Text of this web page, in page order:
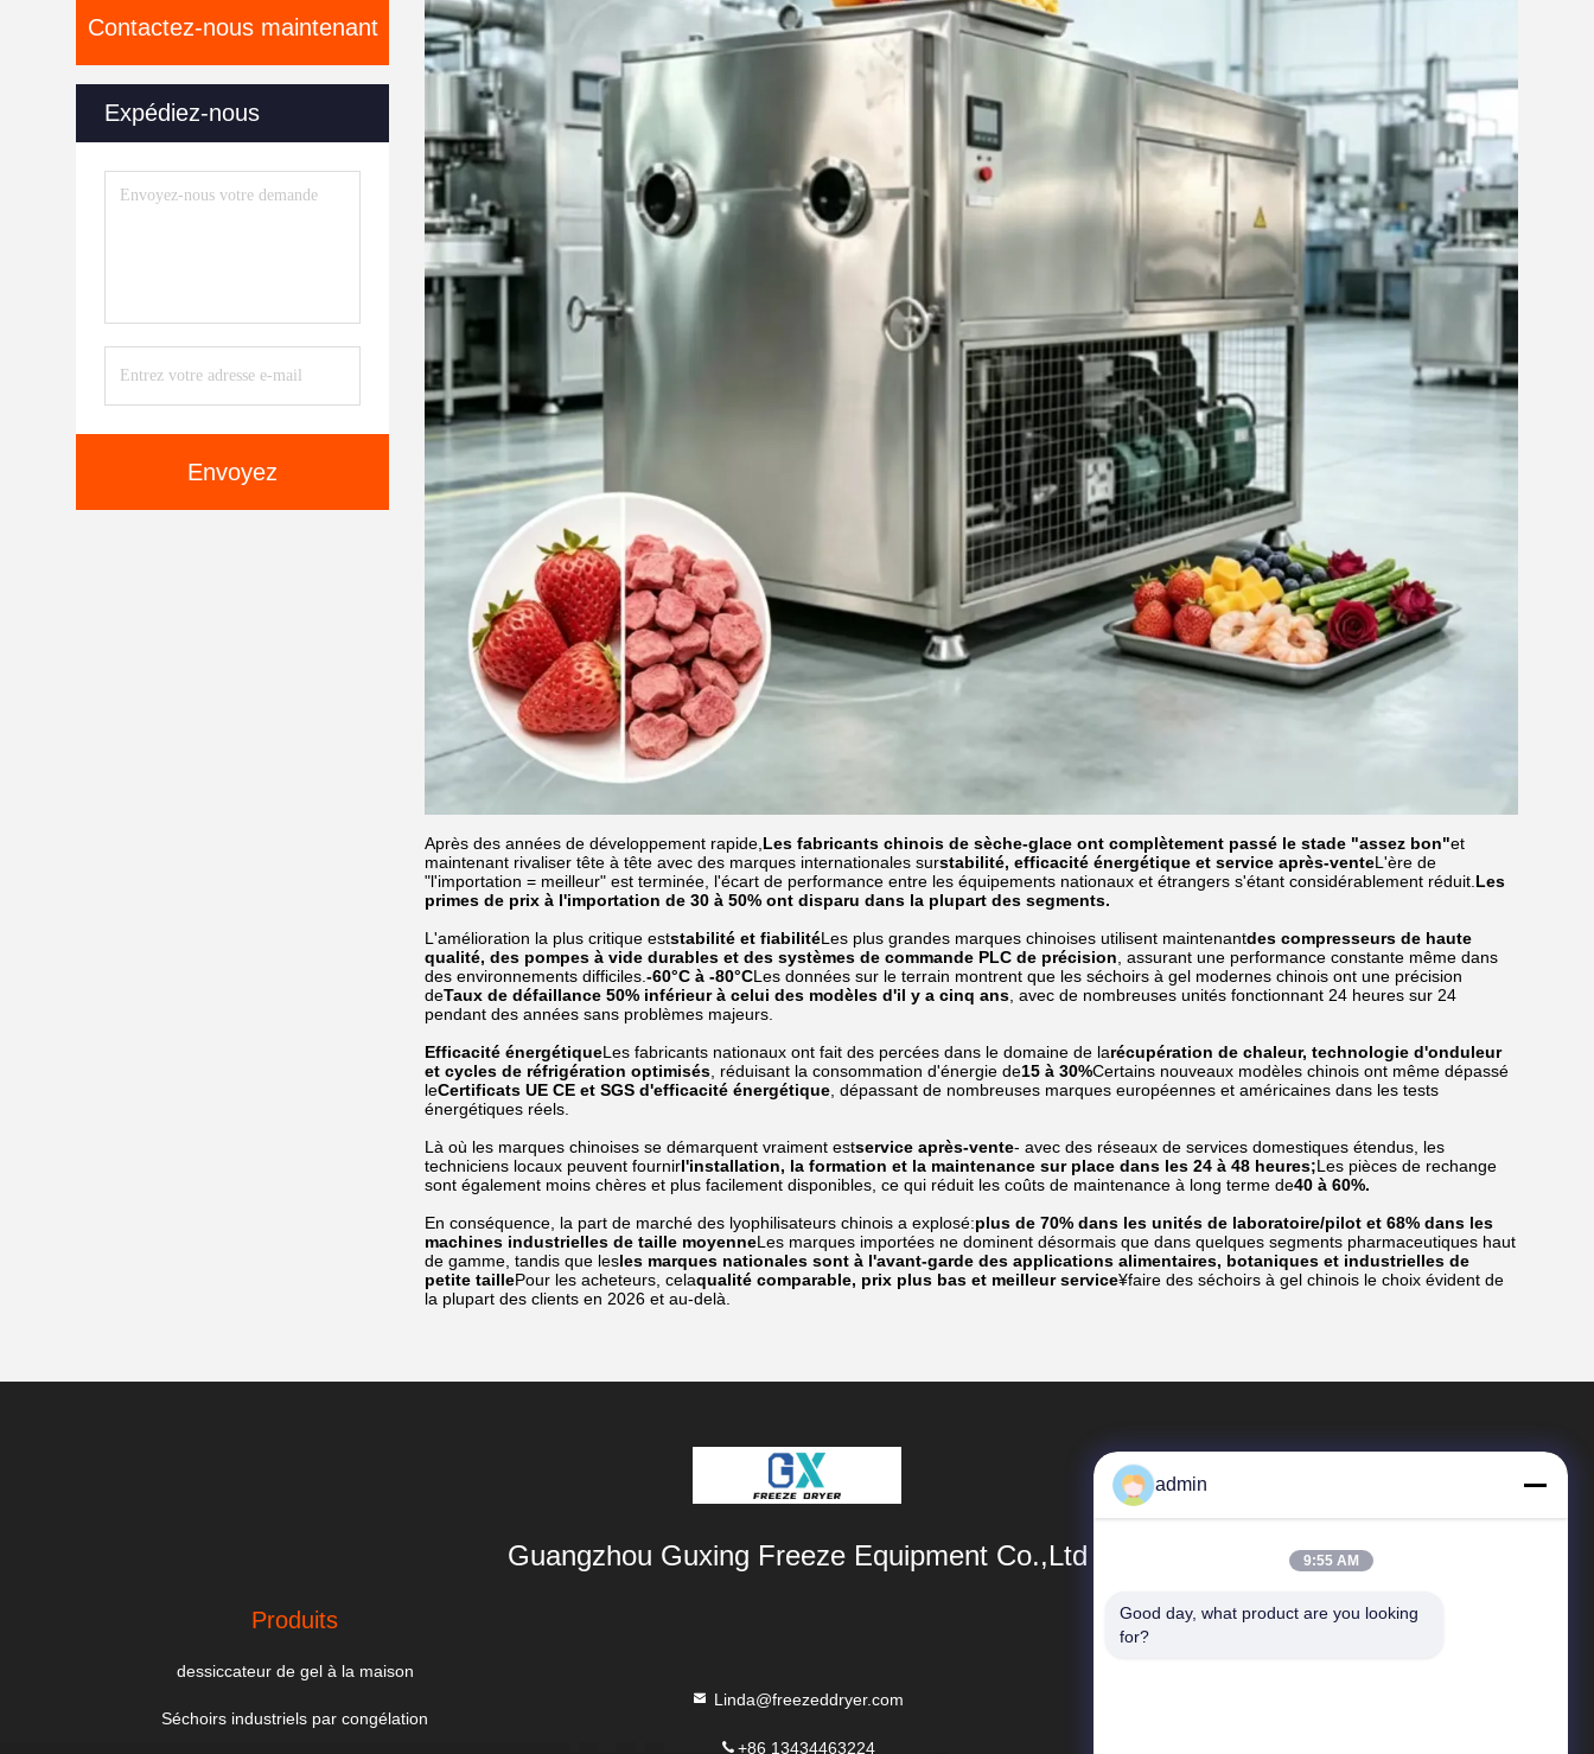
Contactez-nous maintenant
Expédiez-nous
Envoyez
Après des années de développement rapide, Les fabricants chinois de sèche-glace ont complètement passé le stade "assez bon"et
maintenant rivaliser tête à tête avec des marques internationales surstabilité, efficacité énergétique et service après-venteL'ère de
"l'importation = meilleur" est terminée, l'écart de performance entre les équipements nationaux et étrangers s'étant considérablement réduit. Les
primes de prix à l'importation de 30 à 50% ont disparu dans la plupart des segments.
L'amélioration la plus critique eststabilité et fiabilitéLes plus grandes marques chinoises utilisent maintenantdes compresseurs de haute
qualité, des pompes à vide durables et des systèmes de commande PLC de précision , assurant une performance constante même dans
des environnements difficiles. -60°C à -80°CLes données sur le terrain montrent que les séchoirs à gel modernes chinois ont une précision
deTaux de défaillance 50% inférieur à celui des modèles d'il y a cinq ans , avec de nombreuses unités fonctionnant 24 heures sur 24
pendant des années sans problèmes majeurs.
Efficacité énergétiqueLes fabricants nationaux ont fait des percées dans le domaine de larécupération de chaleur, technologie d'onduleur
et cycles de réfrigération optimisés , réduisant la consommation d'énergie de15 à 30%Certains nouveaux modèles chinois ont même dépassé
leCertificats UE CE et SGS d'efficacité énergétique , dépassant de nombreuses marques européennes et américaines dans les tests
énergétiques réels.
Là où les marques chinoises se démarquent vraiment estservice après-vente- avec des réseaux de services domestiques étendus, les
techniciens locaux peuvent fournirl'installation, la formation et la maintenance sur place dans les 24 à 48 heures;Les pièces de rechange
sont également moins chères et plus facilement disponibles, ce qui réduit les coûts de maintenance à long terme de40 à 60%.
En conséquence, la part de marché des lyophilisateurs chinois a explosé:plus de 70% dans les unités de laboratoire/pilot et 68% dans les
machines industrielles de taille moyenneLes marques importées ne dominent désormais que dans quelques segments pharmaceutiques haut
de gamme, tandis que lesles marques nationales sont à l'avant-garde des applications alimentaires, botaniques et industrielles de
petite taillePour les acheteurs, celaqualité comparable, prix plus bas et meilleur service¥faire des séchoirs à gel chinois le choix évident de
la plupart des clients en 2026 et au-delà.
Guangzhou Guxing Freeze Equipment Co.,Ltd
Produits
dessiccateur de gel à la maison
Séchoirs industriels par congélation
Linda@freezeddryer.com
+86 13434463224
Liens Rapides
admin
9:55 AM
Good day, what product are you looking
for?